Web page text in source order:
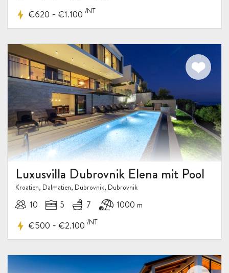
€620 - €1.100 /NT
Luxusvilla Dubrovnik Elena mit Pool
Kroatien, Dalmatien, Dubrovnik, Dubrovnik
10 5 7 1000 m
€500 - €2.100 /NT